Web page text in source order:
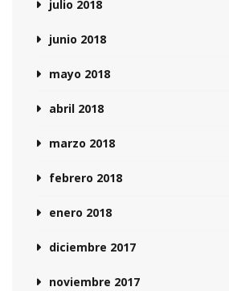
julio 2018
junio 2018
mayo 2018
abril 2018
marzo 2018
febrero 2018
enero 2018
diciembre 2017
noviembre 2017